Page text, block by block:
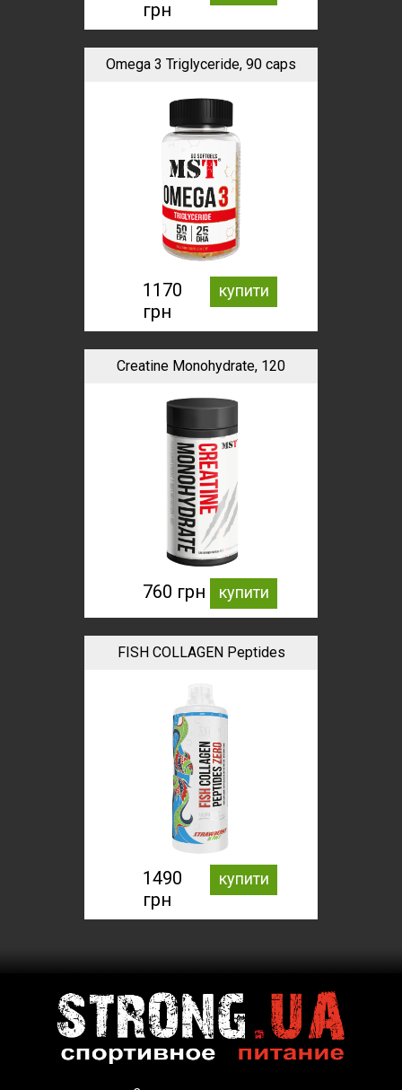
грн
Omega 3 Triglyceride, 90 caps
1170
грн
купити
Creatine Monohydrate, 120
760 грн купити
FISH COLLAGEN Peptides
1490
грн
купити